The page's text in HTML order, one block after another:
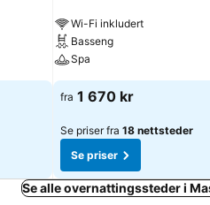
Wi-Fi inkludert
Basseng
Spa
fra 1 670 kr
Se priser fra 18 nettsteder
Se priser
Se alle overnattingssteder i